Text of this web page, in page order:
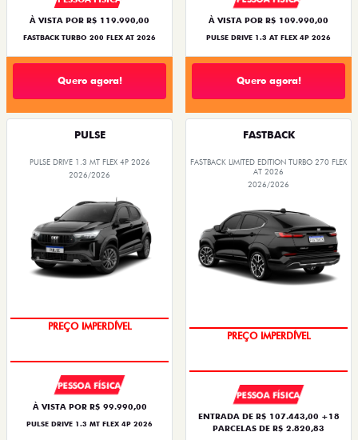
À VISTA POR R$ 119.990,00
FASTBACK TURBO 200 FLEX AT 2026
Quero agora!
À VISTA POR R$ 109.990,00
PULSE DRIVE 1.3 AT FLEX 4P 2026
Quero agora!
PULSE
PULSE DRIVE 1.3 MT FLEX 4P 2026
2026/2026
OPORTUNIDADE
PESSOA FÍSICA
À VISTA POR R$ 99.990,00
PULSE DRIVE 1.3 MT FLEX 4P 2026
FASTBACK
FASTBACK LIMITED EDITION TURBO 270 FLEX
AT 2026
2026/2026
COM USADO NA TROCA
PESSOA FÍSICA
ENTRADA DE R$ 107.443,00 +18
PARCELAS DE R$ 2.820,83